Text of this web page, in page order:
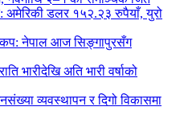
अमेरिकी डलर १५२.२३ रुपैयाँ, युरो
कप: नेपाल आज सिङ्गापुरसँग
भारीदेखि अति भारी वर्षाको
व्यवस्थापन र दिगो विकासमा